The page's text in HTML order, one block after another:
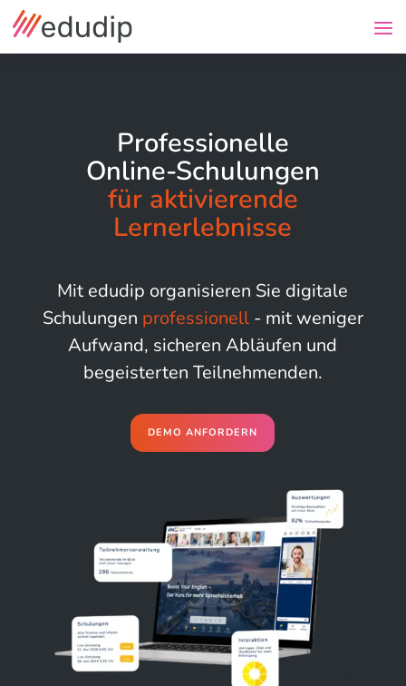
Professionelle
Online-Schulungen
für aktivierende
Lernerlebnisse
Mit edudip organisieren Sie digitale
Schulungen professionell- mit weniger
Aufwand, sicheren Abläufen und
begeisterten Teilnehmenden.
DEMO ANFORDERN